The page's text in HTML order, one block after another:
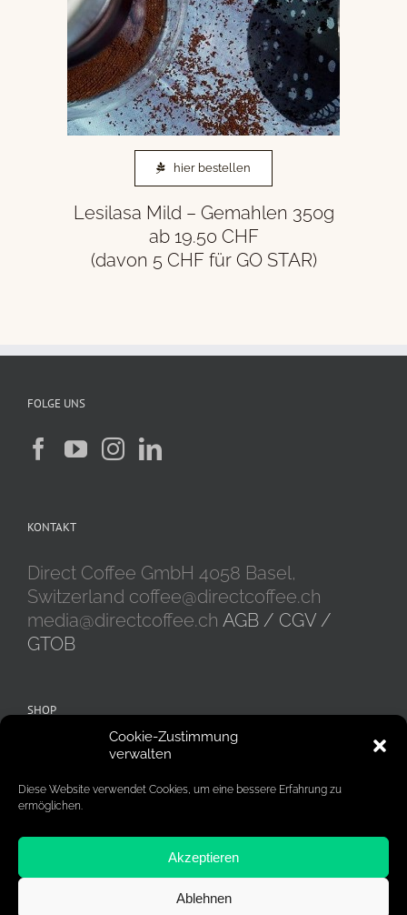
Cookie-Zustimmung
verwalten
Diese Website verwendet Cookies, um eine bessere Erfahrung zu
ermöglichen.
Akzeptieren
Ablehnen
hier bestellen
Lesilasa Mild – Gemahlen 350g
ab 19.50 CHF
(davon 5 CHF für GO STAR)
FOLGE UNS
KONTAKT
Direct Coffee GmbH 4058 Basel,
Switzerland coffee@directcoffee.ch
media@directcoffee.ch AGB / CGV /
GTOB
SHOP
Alle Produkte Kaffeebohnen
Kaffeekapseln Gemahlener Kaffee